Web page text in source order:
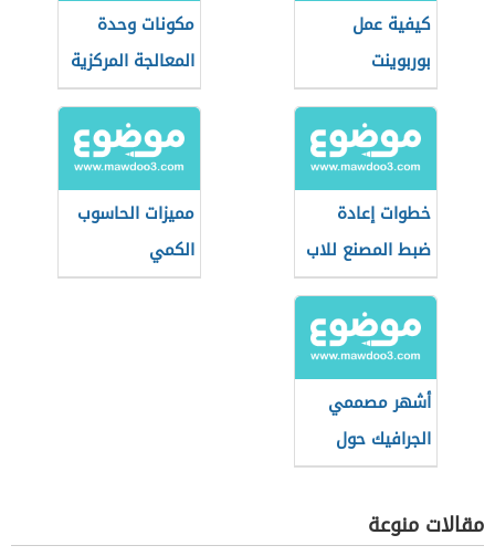
كيفية عمل
بوربوينت
مكونات وحدة
المعالجة المركزية
خطوات إعادة
ضبط المصنع للاب
توب Lenovo
مميزات الحاسوب
الكمي
أشهر مصممي
الجرافيك حول
العالم
مقالات منوعة